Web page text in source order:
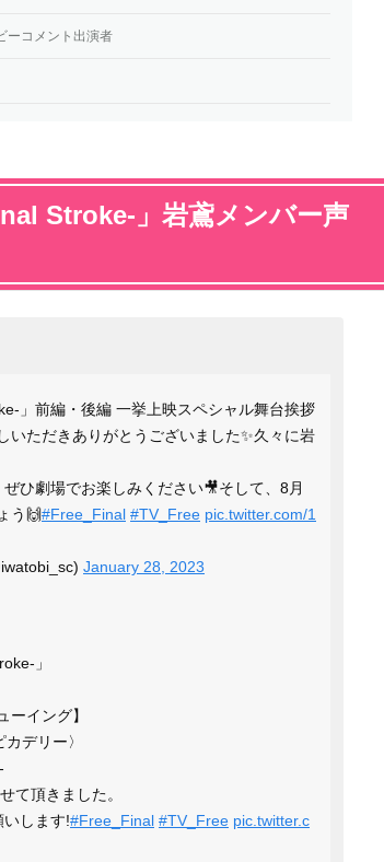
ーコメント出演者
Stroke-」岩鳶メンバー声
」前編・後編 一挙上映スペシャル舞台挨拶
いただきありがとうございました✨久々に岩
ひ劇場でお楽しみください🎥そして、8月
う🙌#Free_Final #TV_Free pic.twitter.com/1
January 28, 2023
」
ーイング】
デリー〉
て頂きました。
します!#Free_Final #TV_Free pic.twitter.c